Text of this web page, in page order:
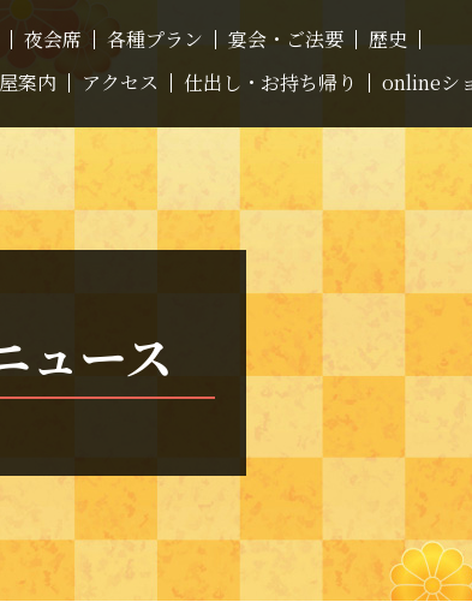
夜会席 各種プラン 宴会・ご法要
歴史
案内 アクセス 仕出し・お持ち帰り onlineシ
ュース